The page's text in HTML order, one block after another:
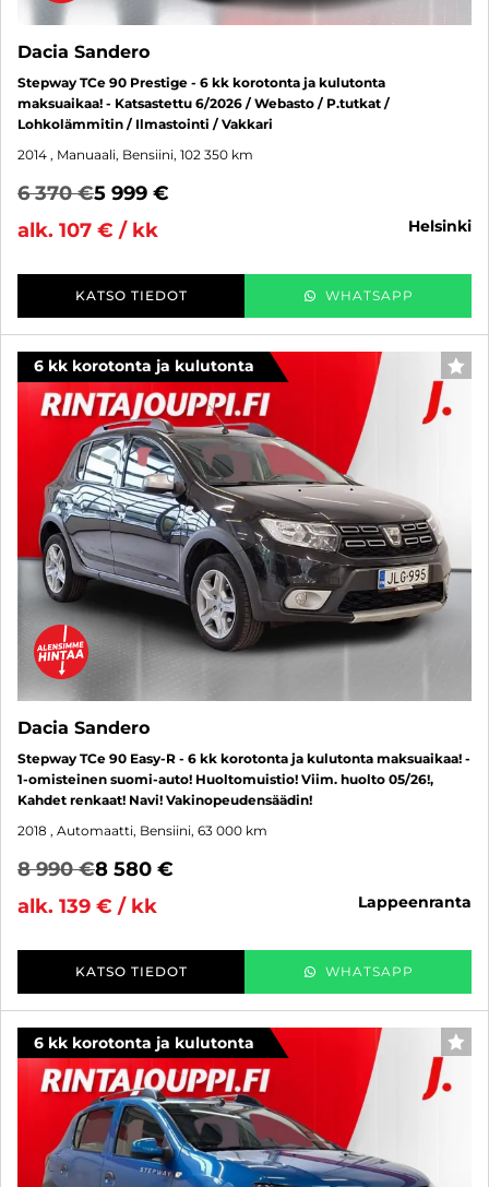
Dacia Sandero
Stepway TCe 90 Prestige - 6 kk korotonta ja kulutonta
maksuaikaa! - Katsastettu 6/2026 / Webasto / P.tutkat /
Lohkolämmitin / Ilmastointi / Vakkari
2014 , Manuaali, Bensiini, 102 350 km
6 370 €5 999 €
alk. 107 € / kk
helsinki
KATSO TIEDOT WHATSAPP
6 kk korotonta ja kulutonta
Dacia Sandero
Stepway TCe 90 Easy-R - 6 kk korotonta ja kulutonta maksuaikaa! -
1-omisteinen suomi-auto! Huoltomuistio! Viim. huolto 05/26!,
Kahdet renkaat! Navi! Vakinopeudensäädin!
2018 , Automaatti, Bensiini, 63 000 km
8 990 €8 580 €
alk. 139 € / kk
lappeenranta
KATSO TIEDOT WHATSAPP
6 kk korotonta ja kulutonta